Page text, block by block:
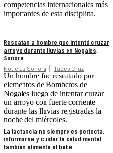
competencias internacionales más
importantes de esta disciplina.
Rescatan a hombre que intentó cruzar
arroyo durante lluvias en Nogales,
Sonora
Noticias Sonora Tadeo Cruz
Un hombre fue rescatado por
elementos de Bomberos de
Nogales luego de intentar cruzar
un arroyo con fuerte corriente
durante las lluvias registradas la
noche del miércoles.
La lactancia no siempre es perfecta:
informarse y cuidar la salud mental
también alimenta al bebé